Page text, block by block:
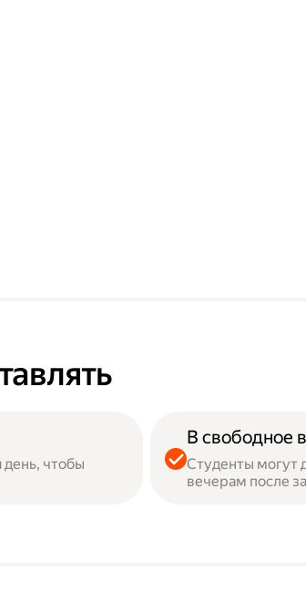
чтобы
В свободное
Студенты могут
вечерам после